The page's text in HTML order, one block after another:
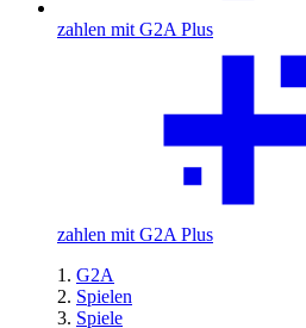
zahlen mit G2A Plus
zahlen mit G2A Plus
G2A
Spielen
Spiele